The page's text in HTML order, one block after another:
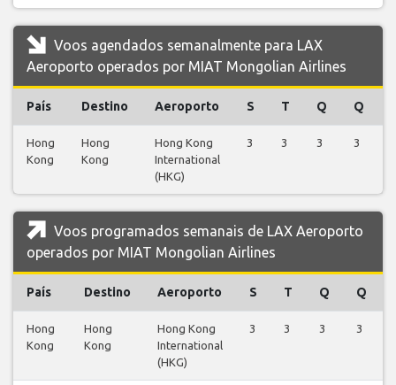
Voos agendados semanalmente para LAX
Aeroporto operados por MIAT Mongolian Airlines
País Destino Aeroporto S T Q Q
Hong
Kong
Hong
Kong
Hong Kong
International
(HKG)
3 3 3 3
Voos programados semanais de LAX Aeroporto
operados por MIAT Mongolian Airlines
País Destino Aeroporto S T Q Q
Hong
Kong
Hong
Kong
Hong Kong
International
(HKG)
3 3 3 3